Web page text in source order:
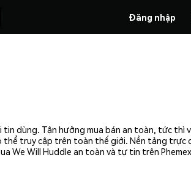
Đăng nhập
tin dùng. Tận hưởng mua bán an toàn, tức thì
thể truy cập trên toàn thế giới. Nền tảng trực
We Will Huddle an toàn và tự tin trên